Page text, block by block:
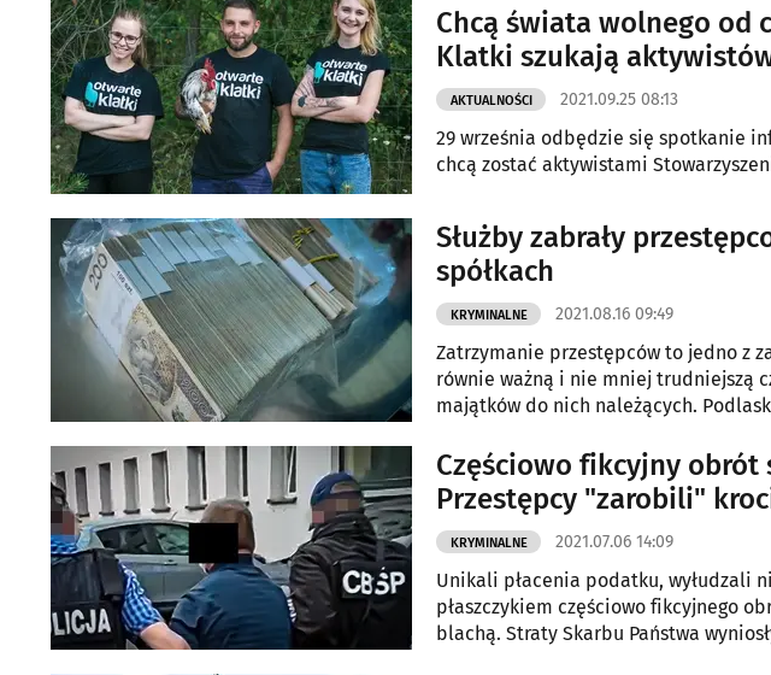
Chcą świata wolnego od
Klatki szukają
AKTUALNOŚCI 2021.09.25 08:13
29 września odbędzie się spotkanie
chcą zostać aktywistami
Służby zabrały
spółkach
KRYMINALNE 2021.08.16 09:49
Zatrzymanie przestępców to jedno z
równie ważną i nie mniej trudniejszą
majątków do nich należących.
Częściowo fikcyjny
Przestępcy "zarobili"
KRYMINALNE 2021.07.06 14:09
Unikali płacenia podatku, wyłudzali
płaszczykiem częściowo fikcyjnego
blachą. Straty Skarbu Państwa